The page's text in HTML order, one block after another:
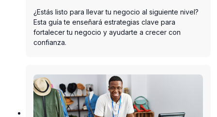
¿Estás listo para llevar tu negocio al siguiente nivel?
Esta guía te enseñará estrategias clave para
fortalecer tu negocio y ayudarte a crecer con
confianza.